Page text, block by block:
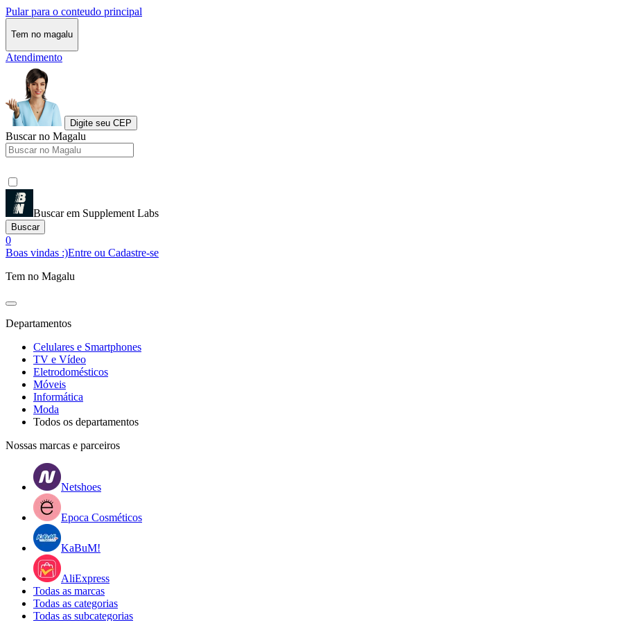
Pular para o conteudo principal
Tem no magalu
Atendimento
Digite seu CEP
Buscar no Magalu
Buscar em Supplement Labs
Buscar
0
Boas vindas :)Entre ou Cadastre-se
Tem no Magalu
Departamentos
Celulares e Smartphones
TV e Vídeo
Eletrodomésticos
Móveis
Informática
Moda
Todos os departamentos
Nossas marcas e parceiros
Netshoes
Epoca Cosméticos
KaBuM!
AliExpress
Todas as marcas
Todas as categorias
Todas as subcategorias